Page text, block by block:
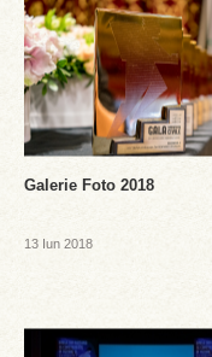
Galerie Foto 2018
13 Iun 2018